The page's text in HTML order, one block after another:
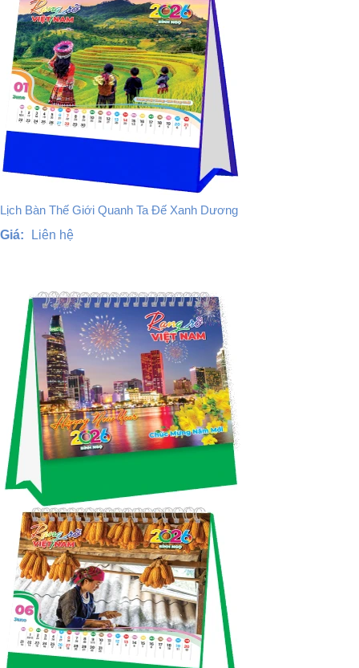
Lịch Bàn Thế Giới Quanh Ta Đế Xanh Dương
Giá:
Liên hệ